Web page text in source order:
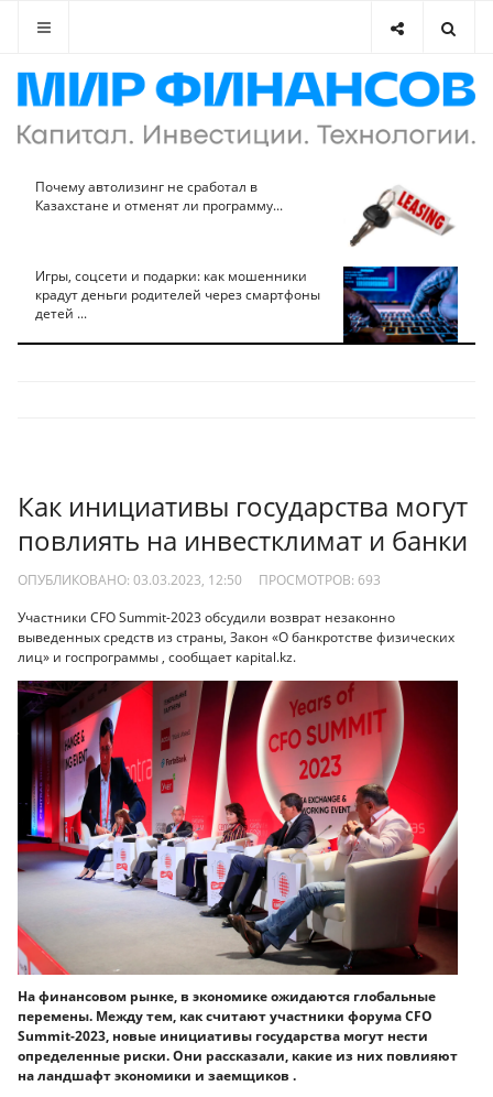
Почему автолизинг не сработал в
Казахстане и отменят ли программу...
Игры, соцсети и подарки: как мошенники
крадут деньги родителей через смартфоны
детей ...
Как инициативы государства могут
повлиять на инвестклимат и банки
ОПУБЛИКОВАНО: 03.03.2023, 12:50 ПРОСМОТРОВ: 693
Участники CFO Summit-2023 обсудили возврат незаконно
выведенных средств из страны, Закон «О банкротстве физических
лиц» и госпрограммы , сообщает кapital.kz.
На финансовом рынке, в экономике ожидаются глобальные
перемены. Между тем, как считают участники форума CFO
Summit-2023, новые инициативы государства могут нести
определенные риски. Они рассказали, какие из них повлияют
на ландшафт экономики и заемщиков .